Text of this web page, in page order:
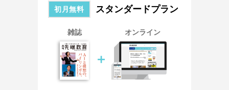
初月無料 スタンダードプラン
雑誌
＋
オンライン